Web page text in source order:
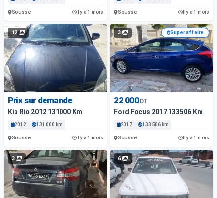
Sousse Il y a 1 mois Sousse Il y a 1 mois
12
Prix sur demande
Kia Rio 2012 131000 Km
2012 131 000 km
Sousse Il y a 1 mois
3 Super affaire
22 000 DT
Ford Focus 2017 133506 Km
2017 133 506 km
Sousse Il y a 1 mois
3 6